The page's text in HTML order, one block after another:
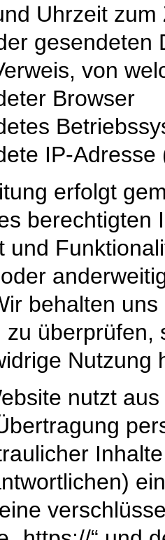
Uhrzeit
gesendeten
von
Browser
IP-
erfolgt
berechtigten
und
behalten
zu überprüfen,
Nutzung
nutzt